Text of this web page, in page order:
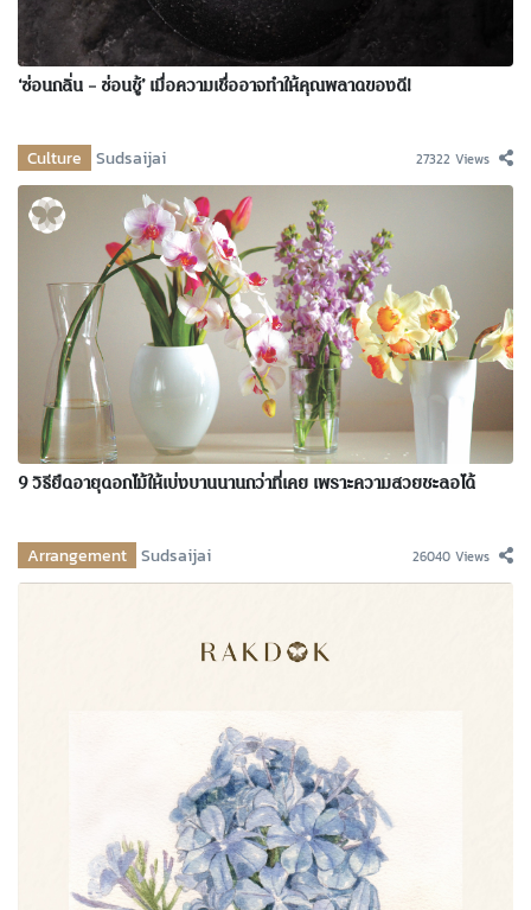
‘ซ่อนกลิ่น – ซ่อนชู้’ เมื่อความเชื่ออาจทำให้คุณพลาดของดี!
Culture Sudsaijai 27322 Views
9 วิธียืดอายุดอกไม้ให้เบ่งบานนานกว่าที่เคย เพราะความสวยชะลอได้
Arrangement Sudsaijai 26040 Views